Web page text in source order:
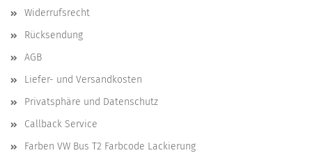
Widerrufsrecht
Rücksendung
AGB
Liefer- und Versandkosten
Privatsphäre und Datenschutz
Callback Service
Farben VW Bus T2 Farbcode Lackierung